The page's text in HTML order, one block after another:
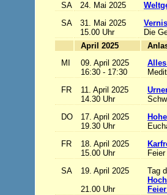
SA
24. Mai 2025
SA
31. Mai 2025
15.00 Uhr
Die
April 2025
MI
09. April 2025
16:30 - 17:30
FR
11. April 2025
14.30 Uhr
DO
17. April 2025
19.30 Uhr
FR
18. April 2025
15.00 Uhr
SA
19. April 2025
21.00 Uhr
Tag